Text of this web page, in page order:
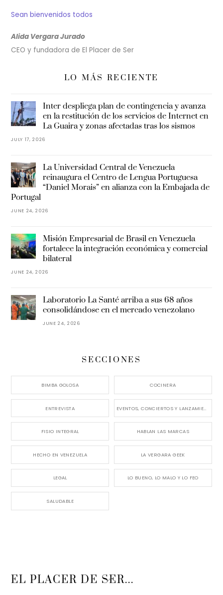
Sean bienvenidos todos
Alida Vergara Jurado
CEO y fundadora de El Placer de Ser
LO MÁS RECIENTE
Inter despliega plan de contingencia y avanza
en la restitución de los servicios de Internet en
La Guaira y zonas afectadas tras los sismos
JULY 17, 2026
La Universidad Central de Venezuela
reinaugura el Centro de Lengua Portuguesa
“Daniel Morais” en alianza con la Embajada de
Portugal
JUNE 24, 2026
Misión Empresarial de Brasil en Venezuela
fortalece la integración económica y comercial
bilateral
JUNE 24, 2026
Laboratorio La Santé arriba a sus 68 años
consolidándose en el mercado venezolano
JUNE 24, 2026
SECCIONES
BIMBA GOLOSA COCINERA
ENTREVISTA
FISIO INTEGRAL HABLAN LAS MARCAS
HECHO EN VENEZUELA LA VERGARA GEEK
LEGAL LO BUENO, LO MALO Y LO FEO
SALUDABLE
Back
EL PLACER DE SER...